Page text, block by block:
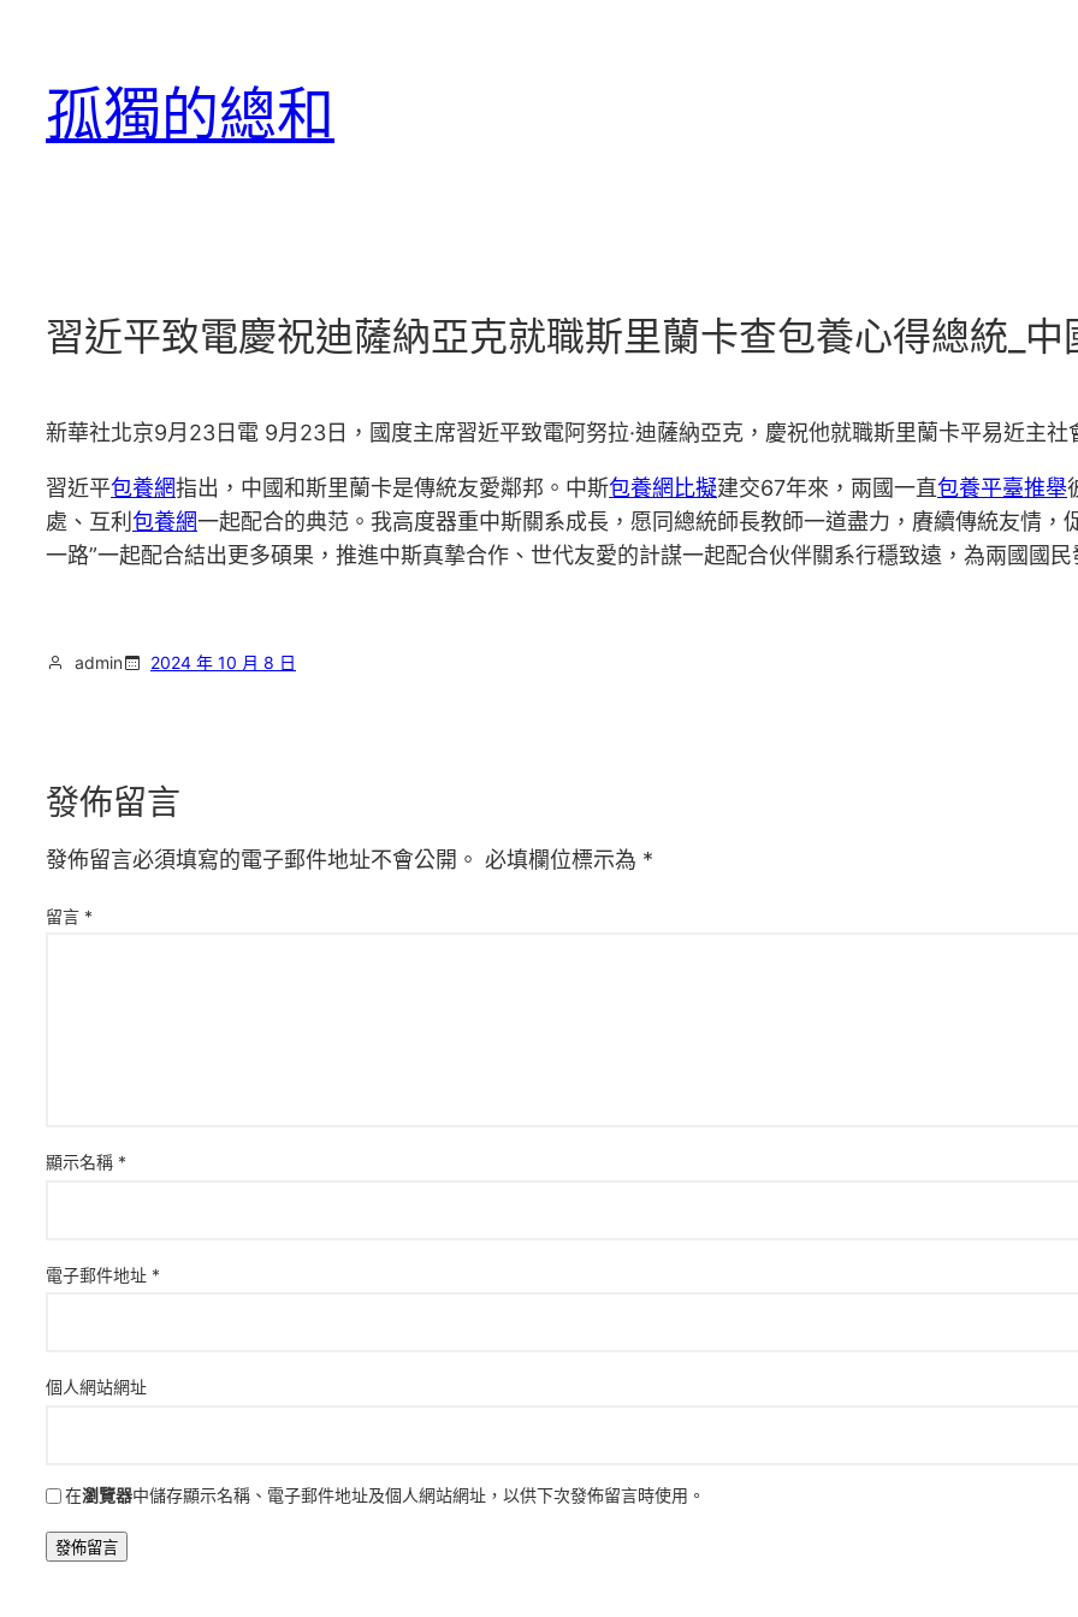
孤獨的總和
習近平致電慶祝迪薩納亞克就職斯里蘭卡查包養心得總統_中
新華社北京9月23日電 9月23日，國度主席習近平致電阿努拉·迪薩納亞克，慶祝他就職斯里蘭卡平易近主社
習近平包養網指出，中國和斯里蘭卡是傳統友愛鄰邦。中斯包養網比擬建交67年來，兩國一直包養平臺推舉
處、互利 包養網一起配合的典范。我高度器重中斯關系成長，愿同總統師長教師一道盡力，賡續傳統友情，
一路”一起配合結出更多碩果，推進中斯真摯合作、世代友愛的計謀一起配合伙伴關系行穩致遠，為兩國國民
admin 2024 年 10 月 8 日
發佈留言
發佈留言必須填寫的電子郵件地址不會公開。 必填欄位標示為 *
留言 *
顯示名稱 *
電子郵件地址 *
個人網站網址
在瀏覽器中儲存顯示名稱、電子郵件地址及個人網站網址，以供下次發佈留言時使用。